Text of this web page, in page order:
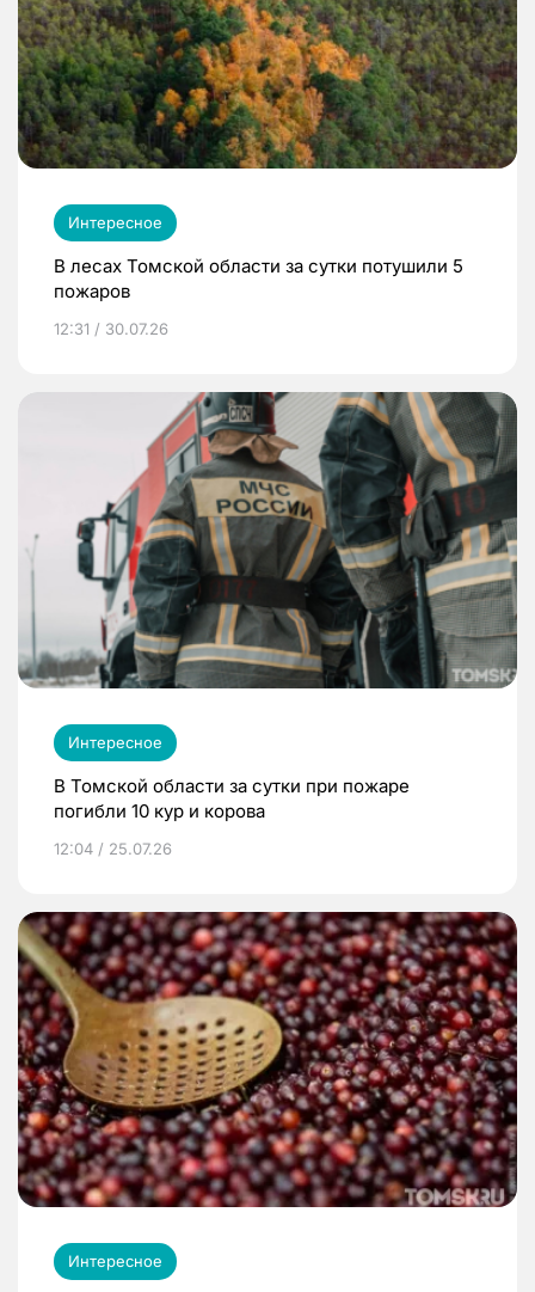
Интересное
В лесах Томской области за сутки потушили 5
пожаров
12:31 / 30.07.26
Интересное
В Томской области за сутки при пожаре
погибли 10 кур и корова
12:04 / 25.07.26
Интересное